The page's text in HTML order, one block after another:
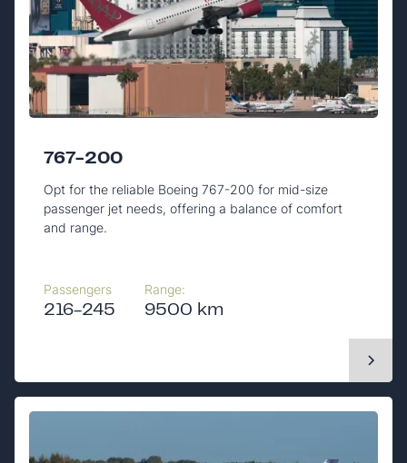
767-200
Opt for the reliable Boeing 767-200 for mid-size
passenger jet needs, offering a balance of comfort
and range.
Passengers
216-245
Range:
9500 km